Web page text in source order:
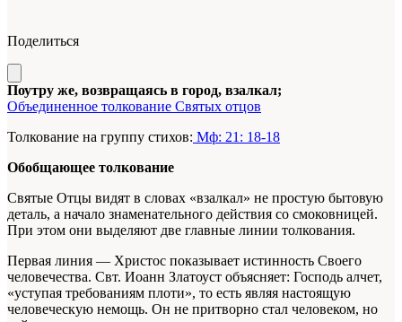
Поделиться
Поутру же, возвращаясь в город, взалкал;
Объединенное толкование Святых отцов
Толкование на группу стихов: Мф: 21: 18-18
Обобщающее толкование
Святые Отцы видят в словах «взалкал» не простую бытовую
деталь, а начало знаменательного действия со смоковницей.
При этом они выделяют две главные линии толкования.
Первая линия — Христос показывает истинность Своего
человечества. Свт. Иоанн Златоуст объясняет: Господь алчет,
«уступая требованиям плоти», то есть являя настоящую
человеческую немощь. Он не притворно стал человеком, но